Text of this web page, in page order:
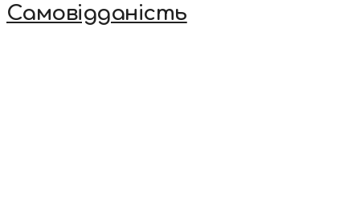
Самовідданість